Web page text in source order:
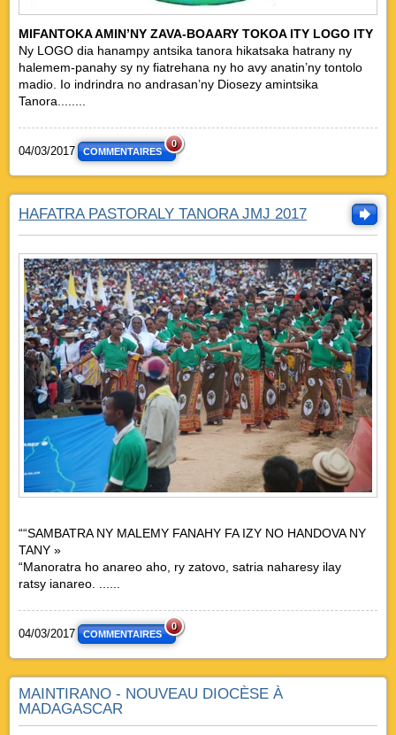
MIFANTOKA AMIN’NY ZAVA-BOAARY TOKOA ITY LOGO ITY
Ny LOGO dia hanampy antsika tanora hikatsaka hatrany ny
halemem-panahy sy ny fiatrehana ny ho avy anatin’ny tontolo
madio. Io indrindra no andrasan’ny Diosezy amintsika
Tanora........
04/03/2017 COMMENTAIRES
0
HAFATRA PASTORALY TANORA JMJ 2017
““SAMBATRA NY MALEMY FANAHY FA IZY NO HANDOVA NY
TANY »
“Manoratra ho anareo aho, ry zatovo, satria naharesy ilay
ratsy ianareo. ......
04/03/2017 COMMENTAIRES
0
MAINTIRANO - NOUVEAU DIOCÈSE À
MADAGASCAR